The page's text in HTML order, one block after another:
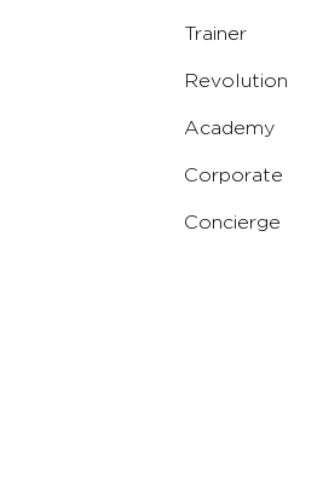
Trainer
Revolution
Academy
Corporate
Concierge